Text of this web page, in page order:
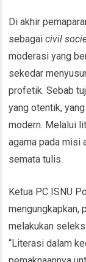
Di akhir
sebagaicivil
moderasi yang
sekedar
profetik. Sebab
yang otentik,
modern. Melalui
agama pada misi
semata tulis.
Ketua PC ISNU
mengungkapkan,
melakukan
“Literasi dalam